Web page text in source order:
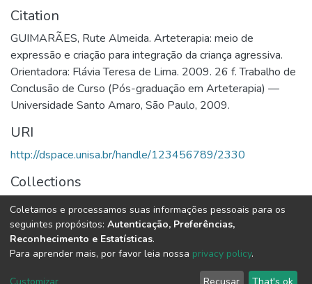
Citation
GUIMARÃES, Rute Almeida. Arteterapia: meio de
expressão e criação para integração da criança agressiva.
Orientadora: Flávia Teresa de Lima. 2009. 26 f. Trabalho de
Conclusão de Curso (Pós-graduação em Arteterapia) —
Universidade Santo Amaro, São Paulo, 2009.
URI
http://dspace.unisa.br/handle/123456789/2330
Collections
Arteterapia
Full item page
DSpace software copyright © 2002-2026 LYRASIS
Coletamos e processamos suas informações pessoais para os
seguintes propósitos: Autenticação, Preferências,
Reconhecimento e Estatísticas.
Para aprender mais, por favor leia nossa privacy policy.